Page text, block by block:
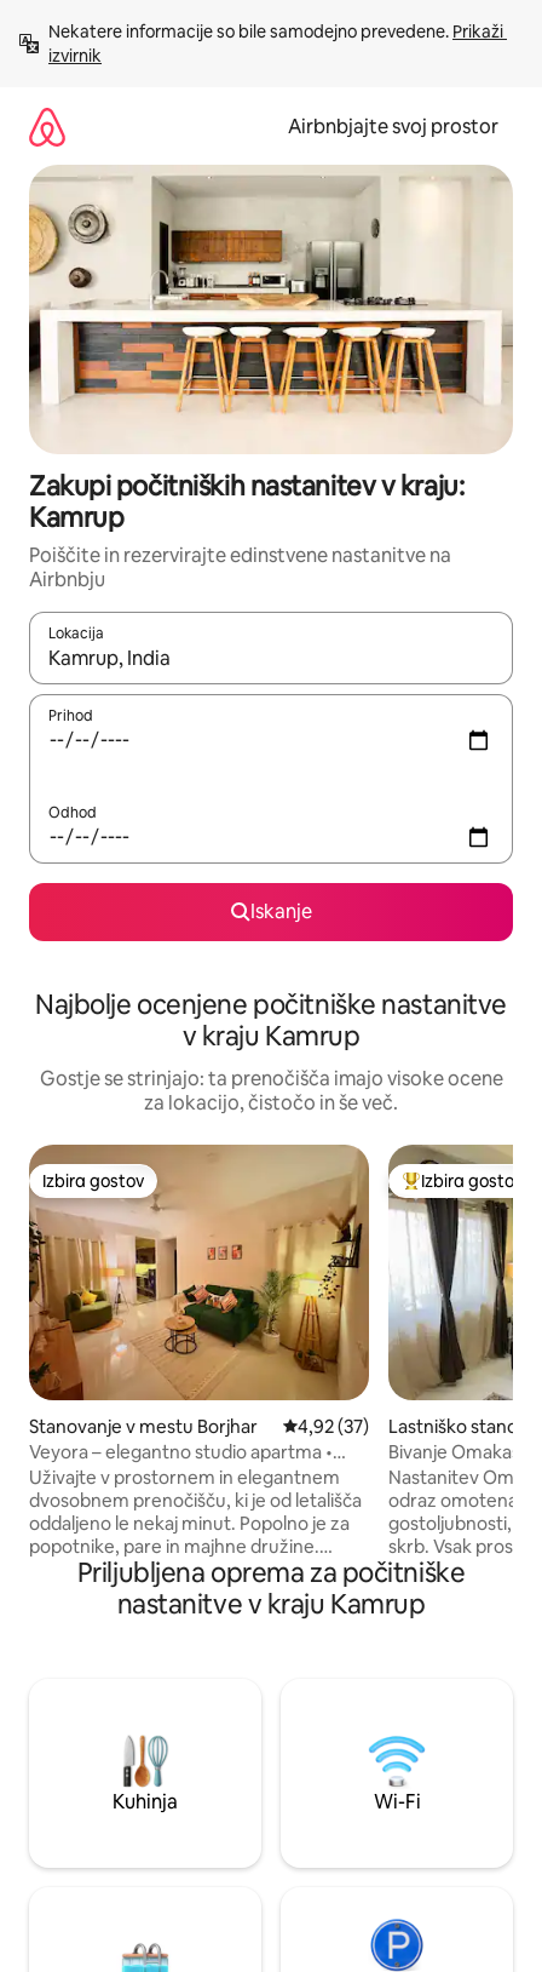
vsebino
Nekatere informacije so bile samodejno prevedene. Prikaži
izvirnik
Airbnbjajte svoj prostor
Zakupi počitniških nastanitev v kraju:
Kamrup
Poiščite in rezervirajte edinstvene nastanitve na
Airbnbju
Lokacija
Ko so rezultati na voljo, krmarite s puščičnima tipkama gor in
Prihod
Odhod
Iskanje
Najbolje ocenjene počitniške nastanitve
v kraju Kamrup
Gostje se strinjajo: ta prenočišča imajo visoke ocene
za lokacijo, čistočo in še več.
Izbira gostov
Izbira gostov
Stanovanje v mestu Borjhar Povprečna ocena: 4,92 od 5,
4,92 (37)
Veyora – elegantno studio apartma •
klimatska naprava, Wi-Fi, razgled in
udobje
Uživajte v prostornem in elegantnem
dvosobnem prenočišču, ki je od letališča
oddaljeno le nekaj minut. Popolno je za
popotnike, pare in majhne družine.
Sprostite se na zasebnem balkonu s
čudovitim razgledom na mokrišče in se
sprostite v dveh klimatiziranih spalnicah
veliko parkirišče prispevata k
enostavnosti in udobju vašega bivanja.
Ustvarjeno za počasna jutra, mehko
svetlobo in trenutke, ko bi radi za vedno
Najbolj
Izbira gostov
Lastniško
u Silphukuri
Bivanje Omakase
doživetje bivanja
Nastanitev
odraz
gostoljubnosti, ki
skrb. Vsak
oblikovan po
omakase, vsak
izbran. Tukaj
to vaš drugi dom
združi s
deluje osebno! (Naše prenočišče je
objavljeno samo
Priljubljena oprema za počitniške
nastanitve v kraju Kamrup
Kuhinja Wi-Fi